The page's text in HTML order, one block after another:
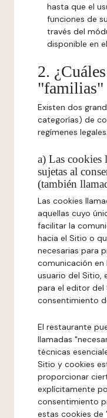
hasta que el
funciones de
través del
disponible en
2.
"familias"
Existen dos
categorías) de
regímenes legales.
a) Las cookies
sujetas al
(también
Las cookies
aquellas cuyo
facilitar la
hacia el Sitio o
necesarias para
comunicación en
usuario del Sitio,
para el editor del
consentimiento
El restaurante
llamadas
técnicas
Sitio y cookies
proporcionar
explícitamente
consentimiento
estas cookies de